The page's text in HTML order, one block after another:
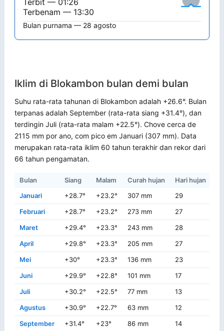
Terbit — 01:26
Terbenam — 13:30
Bulan purnama — 28 agosto
Iklim di Blokambon bulan demi bulan
Suhu rata-rata tahunan di Blokambon adalah +26.6°. Bulan
terpanas adalah September (rata-rata siang +31.4°), dan
terdingin Juli (rata-rata malam +22.5°). Chove cerca de
2115 mm por ano, com pico em Januari (307 mm). Data
merupakan rata-rata iklim 60 tahun terakhir dan rekor dari
66 tahun pengamatan.
Bulan Siang Malam Curah hujan Hari hujan
Januari
+28.7° +23.2° 307 mm 29
Februari
+28.7° +23.2° 273 mm 27
Maret
+29.4° +23.3° 243 mm 28
April
+29.8° +23.3° 205 mm 27
Mei
+30° +23.3° 136 mm 23
Juni
+29.9° +22.8° 101 mm 17
Juli
+30.2° +22.5° 77 mm 13
Agustus
+30.9° +22.7° 63 mm 12
September
+31.4° +23° 86 mm 14